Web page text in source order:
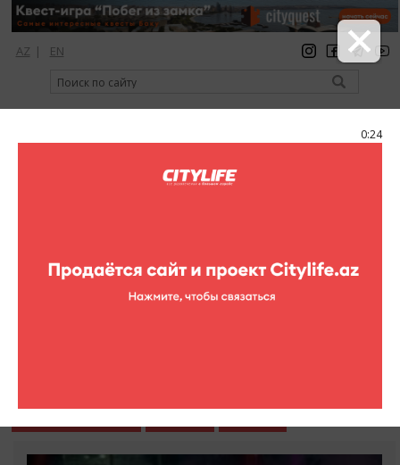
0:23
AZ | EN
регистрация вход Citylife Magazine
Фоторепортажи
Все фоторепортажи Театр Концерты